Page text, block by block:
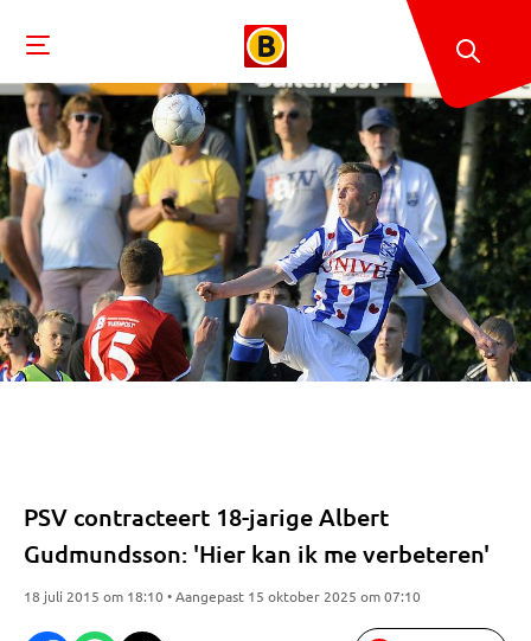
PSV contracteert 18-jarige Albert
Gudmundsson: 'Hier kan ik me verbeteren'
18 juli 2015 om 18:10 • Aangepast 15 oktober 2025 om 07:10